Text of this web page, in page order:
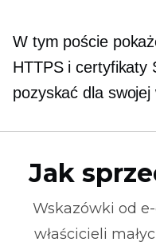
W tym poście
HTTPS i certyfikaty
pozyskać dla swojej
Jak
Wskazówki od
właścicieli